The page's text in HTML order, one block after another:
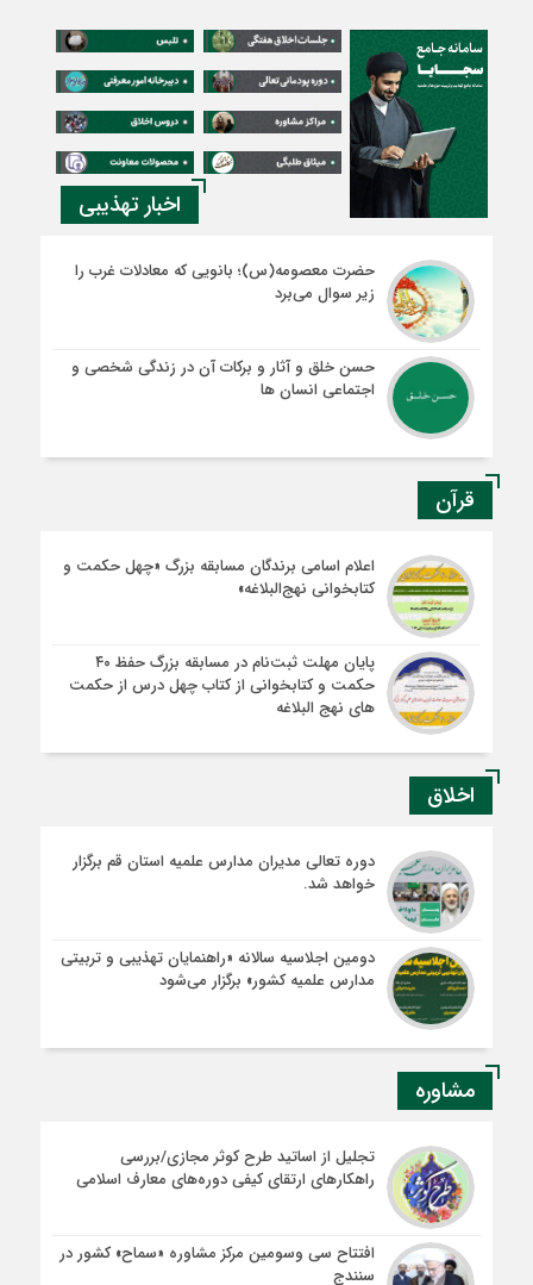
اخبار تهذیبی
حضرت معصومه(س)؛ بانویی که معادلات غرب را
زیر سوال می‌برد
حسن خلق و آثار و برکات آن در زندگی شخصی و
اجتماعی انسان ها
قرآن
اعلام اسامی برندگان مسابقه بزرگ «چهل حکمت و
کتابخوانی نهج‌البلاغه»
پایان مهلت ثبت‌نام در مسابقه بزرگ حفظ ۴۰
حکمت و کتابخوانی از کتاب چهل درس از حکمت
های نهج البلاغه
اخلاق
دوره تعالی مدیران مدارس علمیه استان قم برگزار
خواهد شد.
دومین اجلاسیه سالانه «راهنمایان تهذیبی و تربیتی
مدارس علمیه کشور» برگزار می‌شود
مشاوره
تجلیل از اساتید طرح کوثر مجازی/بررسی
راهکارهای ارتقای کیفی دوره‌های معارف اسلامی
افتتاح سی وسومین مرکز مشاوره «سماح» کشور در
سنندج